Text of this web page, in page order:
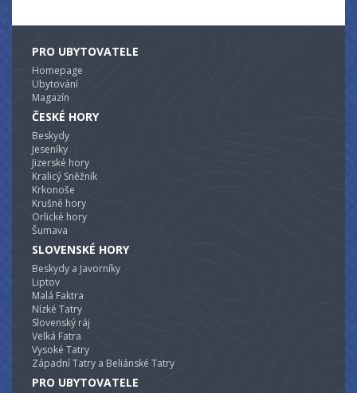
PRO UBYTOVATELE
Homepage
Ubytování
Magazín
ČESKÉ HORY
Beskydy
Jeseníky
Jizerské hory
Kralicý Sněžník
Krkonoše
Krušné hory
Orlické hory
Šumava
SLOVENSKÉ HORY
Beskydy a Javorníky
Liptov
Malá Faktra
Nízké Tatry
Slovenský ráj
Velká Fatra
Vysoké Tatry
Západní Tatry a Beliánské Tatry
PRO UBYTOVATELE